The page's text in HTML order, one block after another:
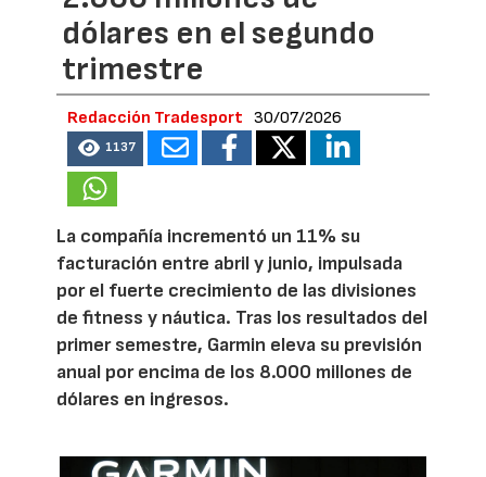
dólares en el segundo
trimestre
Redacción Tradesport 30/07/2026
1137
La compañía incrementó un 11% su
facturación entre abril y junio, impulsada
por el fuerte crecimiento de las divisiones
de fitness y náutica. Tras los resultados del
primer semestre, Garmin eleva su previsión
anual por encima de los 8.000 millones de
dólares en ingresos.